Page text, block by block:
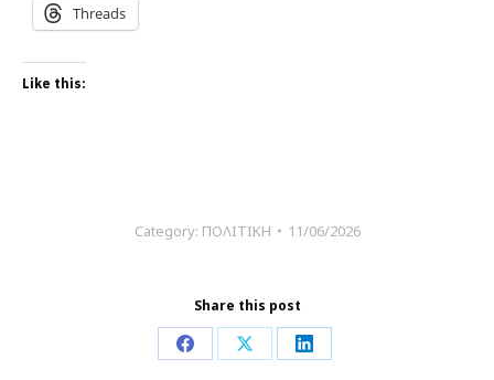
Threads
Like this:
Category: ΠΟΛΙΤΙΚΗ 11/06/2026
Share this post
Share Share Share